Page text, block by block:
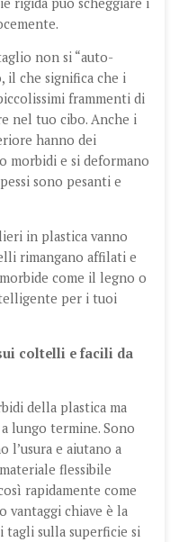
non si “auto-
il che significa che i
frammenti di
nel tuo cibo. Anche i
hanno dei
morbidi e si deformano
sono pesanti e
in plastica vanno
rimangano affilati e
come il legno o
per i tuoi
coltelli e facili da
della plastica ma
lungo termine. Sono
e aiutano a
flessibile
rapidamente come
vantaggi chiave è la
tagli sulla superficie si